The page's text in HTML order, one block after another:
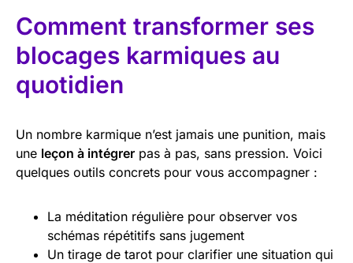
Comment transformer ses
blocages karmiques au
quotidien
Un nombre karmique n’est jamais une punition, mais
une leçon à intégrer pas à pas, sans pression. Voici
quelques outils concrets pour vous accompagner :
La méditation régulière pour observer vos
schémas répétitifs sans jugement
Un tirage de tarot pour clarifier une situation qui